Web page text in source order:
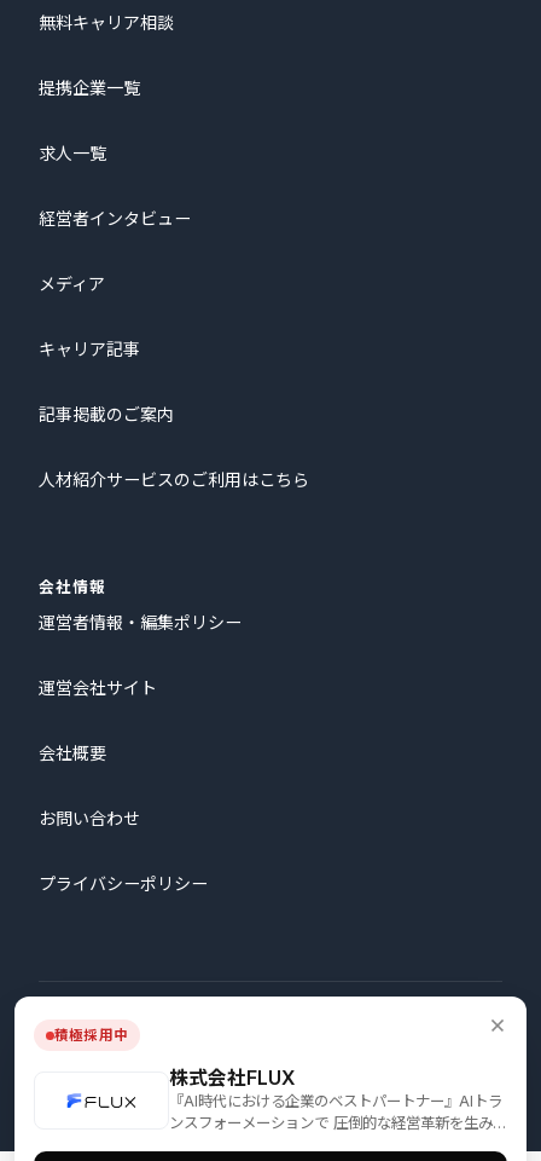
積極採用中
株式会社FLUX
『AI時代における企業のベストパートナー』AIトラ
ンスフォーメーションで 圧倒的な経営革新を生み出
無料キャリア相談
提携企業一覧
求人一覧
経営者インタビュー
メディア
キャリア記事
記事掲載のご案内
人材紹介サービスのご利用はこちら
会社情報
運営者情報・編集ポリシー
運営会社サイト
会社概要
お問い合わせ
プライバシーポリシー